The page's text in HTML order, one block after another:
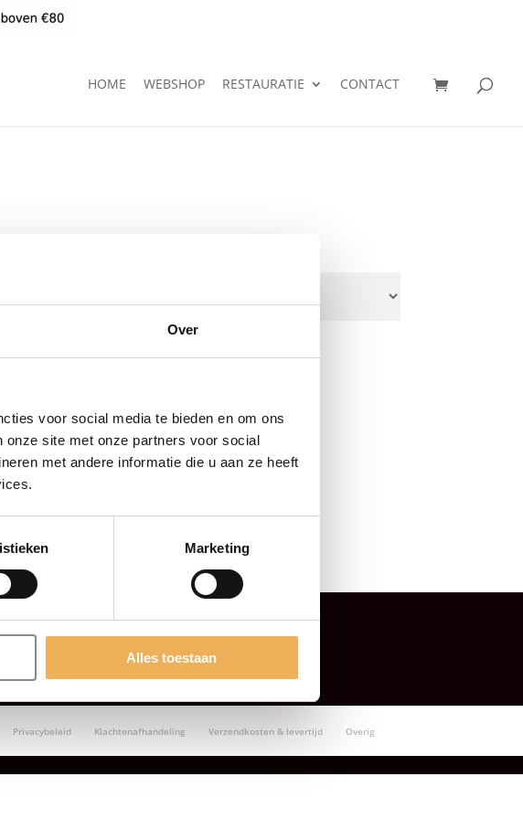
Over
voor social media te bieden en om ons
site met onze partners voor social
met andere informatie die u aan ze heeft
Marketing
Alles toestaan
HOME WEBSHOP RESTAURATIE CONTACT
Privacybeleid Klachtenafhandeling Verzendkosten & levertijd Overig